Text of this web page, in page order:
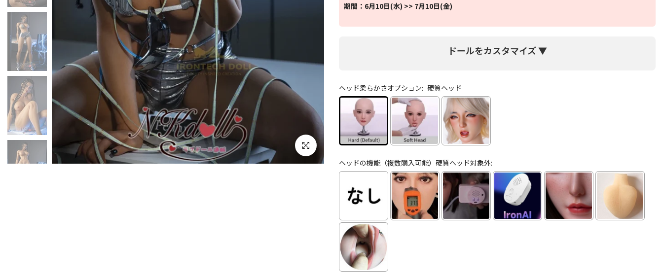
クリックして拡大する
期間：6月10日(水) >> 7月10日(金)
ドールをカスタマイズ ▼
ヘッド柔らかさオプション: 硬質ヘッド
ヘッドの機能（複数購入可能）硬質ヘッド対象外: